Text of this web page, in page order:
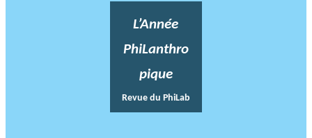
L’Année
PhiLanthro
pique
Revue du PhiLab